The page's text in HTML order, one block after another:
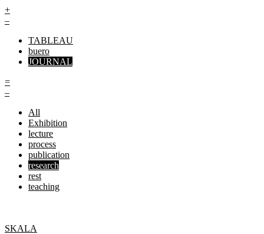
+
–
TABLEAU
buero
JOURNAL
=
–
All
Exhibition
lecture
process
publication
research
rest
teaching
SKALA